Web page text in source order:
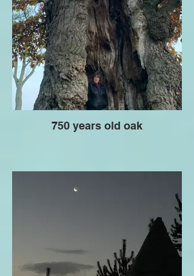
750 years old oak